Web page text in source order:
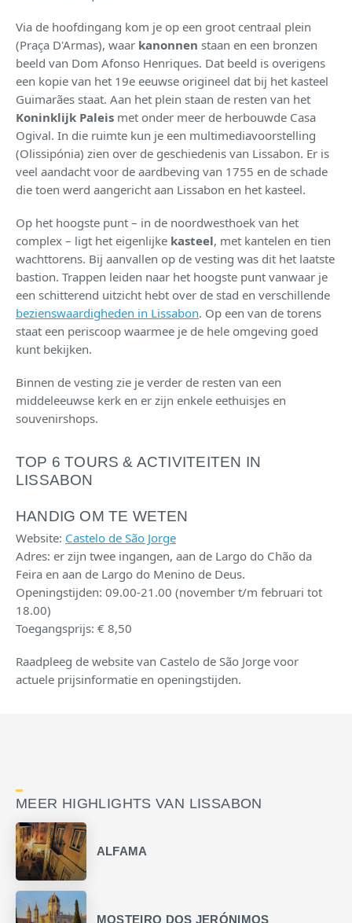
Via de hoofdingang kom je op een groot centraal plein
(Praça D'Armas), waar kanonnen staan en een bronzen
beeld van Dom Afonso Henriques. Dat beeld is overigens
een kopie van het 19e eeuwse origineel dat bij het kasteel
Guimarães staat. Aan het plein staan de resten van het
Koninklijk Paleis met onder meer de herbouwde Casa
Ogival. In die ruimte kun je een multimediavoorstelling
(Olissipónia) zien over de geschiedenis van Lissabon. Er is
veel aandacht voor de aardbeving van 1755 en de schade
die toen werd aangericht aan Lissabon en het kasteel.
Op het hoogste punt – in de noordwesthoek van het
complex – ligt het eigenlijke kasteel, met kantelen en tien
wachttorens. Bij aanvallen op de vesting was dit het laatste
bastion. Trappen leiden naar het hoogste punt vanwaar je
een schitterend uitzicht hebt over de stad en verschillende
bezienswaardigheden in Lissabon. Op een van de torens
staat een periscoop waarmee je de hele omgeving goed
kunt bekijken.
Binnen de vesting zie je verder de resten van een
middeleeuwse kerk en er zijn enkele eethuisjes en
souvenirshops.
TOP 6 TOURS & ACTIVITEITEN IN
LISSABON
HANDIG OM TE WETEN
Website: Castelo de São Jorge
Adres: er zijn twee ingangen, aan de Largo do Chão da
Feira en aan de Largo do Menino de Deus.
Openingstijden: 09.00-21.00 (november t/m februari tot
18.00)
Toegangsprijs: € 8,50
Raadpleeg de website van Castelo de São Jorge voor
actuele prijsinformatie en openingstijden.
MEER HIGHLIGHTS VAN LISSABON
ALFAMA
MOSTEIRO DOS JERÓNIMOS